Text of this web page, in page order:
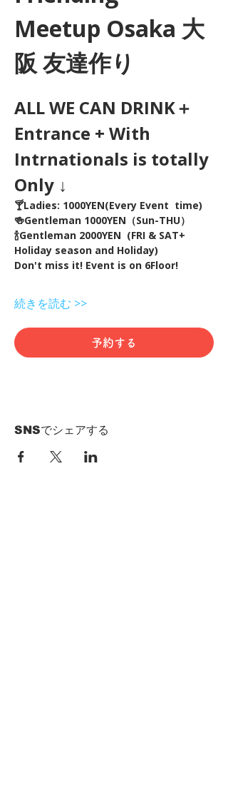
Meetup Osaka 大
阪 友達作り
ALL WE CAN DRINK＋
Entrance + With
Intrnationals is totally
Only ↓
🍸Ladies: 1000YEN(Every Event  time)
🍻Gentleman 1000YEN（Sun-THU）
🍾Gentleman 2000YEN  (FRI & SAT+
Holiday season and Holiday)
Don't miss it! Event is on 6Floor!
続きを読む >>
予約する
SNSでシェアする